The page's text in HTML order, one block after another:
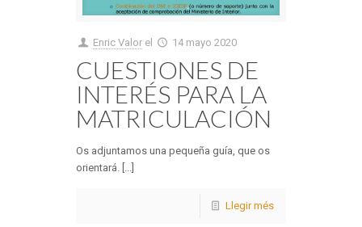
Enric Valor el 14 mayo 2020
CUESTIONES DE
INTERÉS PARA LA
MATRICULACIÓN
Os adjuntamos una pequeña guía, que os
orientará. [...]
Llegir més